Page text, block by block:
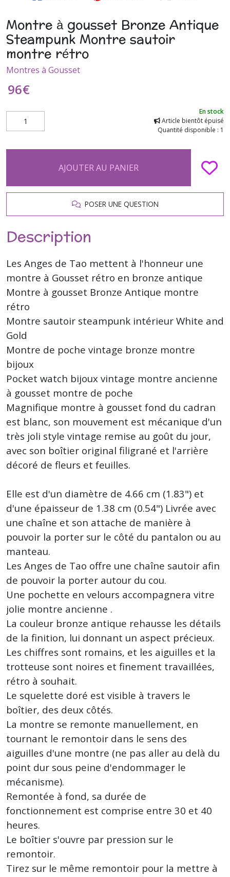
Montre à gousset Bronze Antique
Steampunk Montre sautoir
montre rétro
Montres à Gousset
96€
En stock
Article bientôt épuisé
Quantité disponible : 1
AJOUTER AU PANIER
POSER UNE QUESTION
Description
Les Anges de Tao mettent à l'honneur une
montre à Gousset rétro en bronze antique
Montre à gousset Bronze Antique montre
rétro
Montre sautoir steampunk intérieur White and
Gold
Montre de poche vintage bronze montre
bijoux
Pocket watch bijoux vintage montre ancienne
à gousset montre de poche
Magnifique montre à gousset fond du cadran
est blanc, son mouvement est mécanique d'un
très joli style vintage remise au goût du jour,
avec son boîtier original filigrané et l'arrière
décoré de fleurs et feuilles.
Elle est d'un diamètre de 4.66 cm (1.83") et
d'une épaisseur de 1.38 cm (0.54") Livrée avec
une chaîne et son attache de manière à
pouvoir la porter sur le côté du pantalon ou au
manteau.
Les Anges de Tao offre une chaîne sautoir afin
de pouvoir la porter autour du cou.
Une pochette en velours accompagnera vitre
jolie montre ancienne .
La couleur bronze antique rehausse les détails
de la finition, lui donnant un aspect précieux.
Les chiffres sont romains, et les aiguilles et la
trotteuse sont noires et finement travaillées,
rétro à souhait.
Le squelette doré est visible à travers le
boîtier, des deux côtés.
La montre se remonte manuellement, en
tournant le remontoir dans le sens des
aiguilles d'une montre (ne pas aller au delà du
point dur sous peine d'endommager le
mécanisme).
Remontée à fond, sa durée de
fonctionnement est comprise entre 30 et 40
heures.
Le boîtier s'ouvre par pression sur le
remontoir.
Tirez sur le même remontoir pour la mettre à